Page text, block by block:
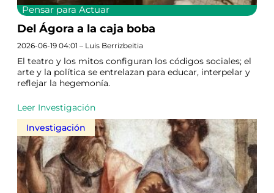
Pensar para Actuar
Del Ágora a la caja boba
2026-06-19 04:01 – Luis Berrizbeitia
El teatro y los mitos configuran los códigos sociales; el
arte y la política se entrelazan para educar, interpelar y
reflejar la hegemonía.
Leer Investigación
Investigación